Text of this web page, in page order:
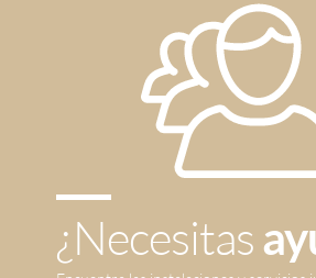
¿Necesitas